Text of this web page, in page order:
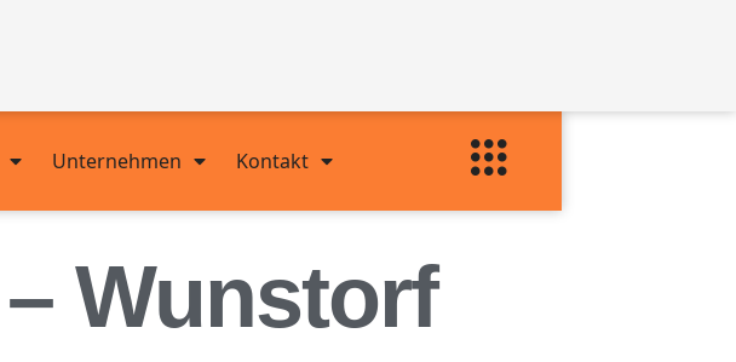
Unternehmen Kontakt
Wunstorf